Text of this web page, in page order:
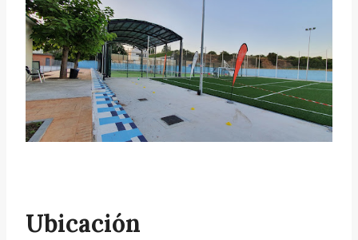
Ubicación